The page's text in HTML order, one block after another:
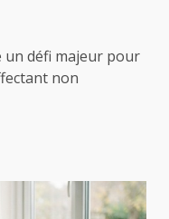
un défi majeur pour
non